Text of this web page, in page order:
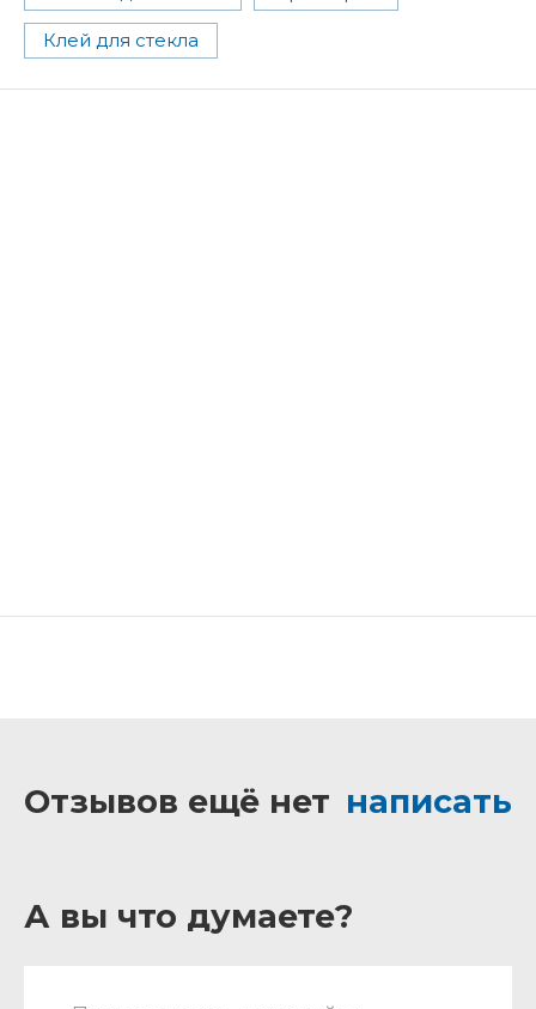
Клей для стекла
Отзывов ещё нет написать
А вы что думаете?